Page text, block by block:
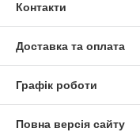
Контакти
Доставка та оплата
Графік роботи
Повна версія сайту